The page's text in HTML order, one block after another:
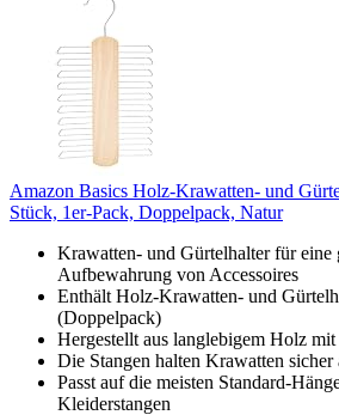
Amazon Basics Holz-Krawatten- und
Stück, 1er-Pack, Doppelpack, Natur
Krawatten- und Gürtelhalter für eine
Aufbewahrung von Accessoires
Enthält Holz-Krawatten- und
(Doppelpack)
Hergestellt aus langlebigem Holz
Die Stangen halten Krawatten sicher
Passt auf die meisten Standard-
Kleiderstangen